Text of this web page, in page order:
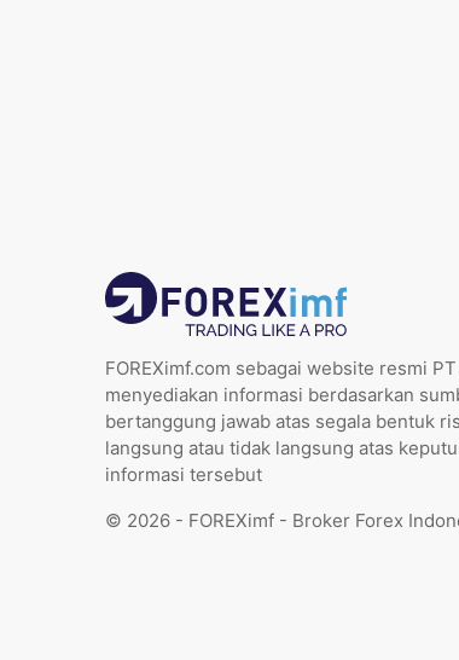
FOREXimf.com sebagai website resmi
menyediakan informasi berdasarkan
bertanggung jawab atas segala bentuk
langsung atau tidak langsung atas
informasi tersebut
© 2026 - FOREXimf - Broker Forex